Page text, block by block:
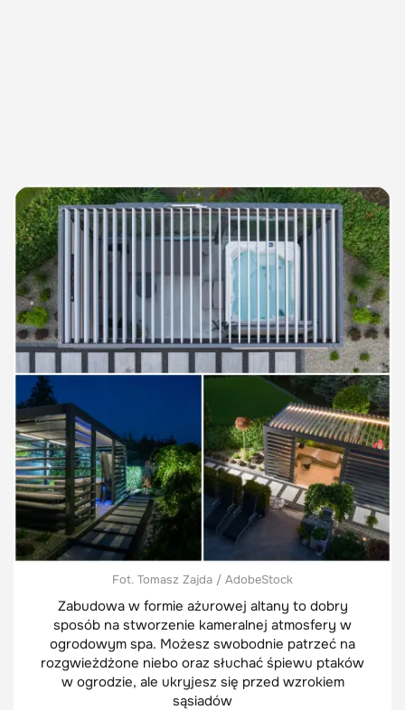
Fot. Tomasz Zajda / AdobeStock
Zabudowa w formie ażurowej altany to dobry
sposób na stworzenie kameralnej atmosfery w
ogrodowym spa. Możesz swobodnie patrzeć na
rozgwieżdżone niebo oraz słuchać śpiewu ptaków
w ogrodzie, ale ukryjesz się przed wzrokiem
sąsiadów